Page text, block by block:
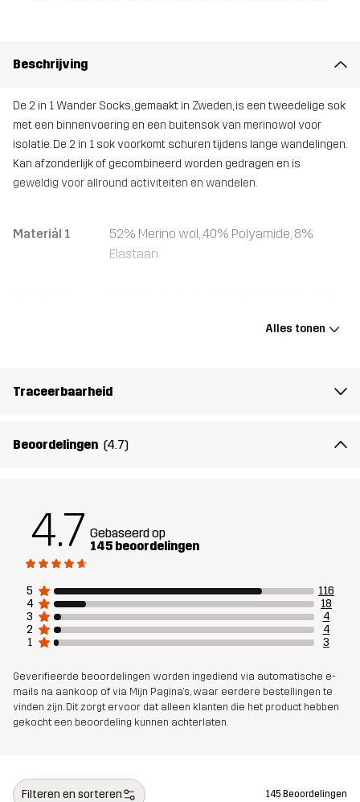
Beschrijving
De 2 in 1 Wander Socks, gemaakt in Zweden, is een tweedelige sok
met een binnenvoering en een buitensok van merinowol voor
isolatie. De 2 in 1 sok voorkomt schuren tijdens lange wandelingen.
Kan afzonderlijk of gecombineerd worden gedragen en is
geweldig voor allround activiteiten en wandelen.
Materiál 1
52% Merino wol, 40% Polyamide, 8%
Elastaan
Alles tonen
Traceerbaarheid
Beoordelingen (4.7)
4.7 Gebaseerd op
145 beoordelingen
5
116
4
18
3
4
2
4
1
3
Geverifieerde beoordelingen worden ingediend via automatische e-
mails na aankoop of via Mijn Pagina's, waar eerdere bestellingen te
vinden zijn. Dit zorgt ervoor dat alleen klanten die het product hebben
gekocht een beoordeling kunnen achterlaten.
Filteren en sorteren 145 Beoordelingen